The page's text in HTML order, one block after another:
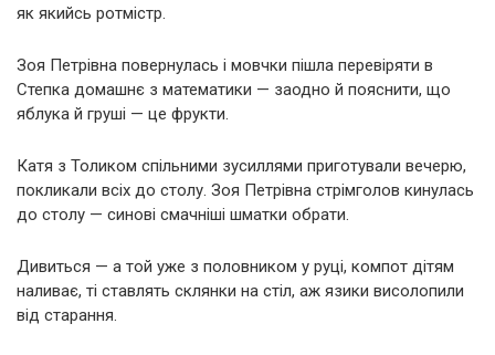
як якийсь ротмістр.
Зоя Петрівна повернулась і мовчки пішла перевіряти в
Степка домашнє з математики — заодно й пояснити, що
яблука й груші — це фрукти.
Катя з Толиком спільними зусиллями приготували вечерю,
покликали всіх до столу. Зоя Петрівна стрімголов кинулась
до столу — синові смачніші шматки обрати.
Дивиться — а той уже з половником у руці, компот дітям
наливає, ті ставлять склянки на стіл, аж язики висолопили
від старання.